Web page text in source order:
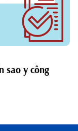
sao y công